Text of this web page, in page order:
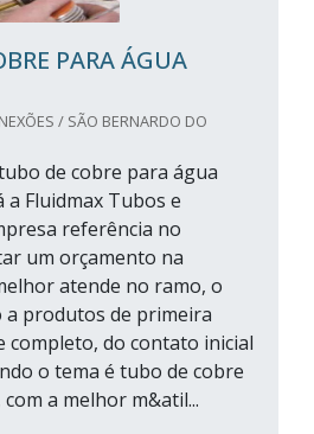
PARA ÁGUA
/ SÃO BERNARDO DO
de cobre para água
Fluidmax Tubos e
referência no
um orçamento na
atende no ramo, o
a produtos de primeira
completo, do contato inicial
o tema é tubo de cobre
a melhor m&atil...